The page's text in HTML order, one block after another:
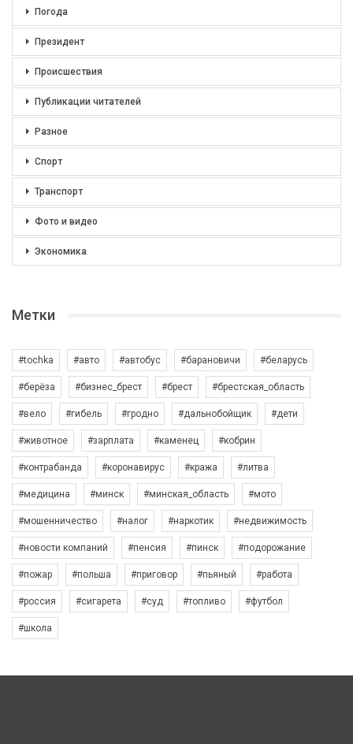
Погода
Президент
Происшествия
Публикации читателей
Разное
Спорт
Транспорт
Фото и видео
Экономика
Метки
#tochka #авто #автобус #барановичи #беларусь
#берёза #бизнес_брест #брест #брестская_область
#вело #гибель #гродно #дальнобойщик #дети
#животное #зарплата #каменец #кобрин
#контрабанда #коронавирус #кража #литва
#медицина #минск #минская_область #мото
#мошенничество #налог #наркотик #недвижимость
#новости компаний #пенсия #пинск #подорожание
#пожар #польша #приговор #пьяный #работа
#россия #сигарета #суд #топливо #футбол
#школа